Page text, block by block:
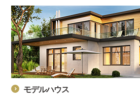
モデルハウス